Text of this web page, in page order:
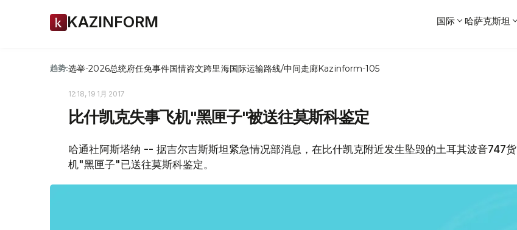
KAZINFORM 国际 哈萨克斯坦
趋势:选举-2026总统府任免事件国情咨文跨里海国际运输路线/中间走廊Kazinform-105
12:18, 19 1月 2017
比什凯克失事飞机"黑匣子"被送往莫斯科鉴定
哈通社阿斯塔纳 -- 据吉尔吉斯斯坦紧急情况部消息，在比什凯克附近发生坠毁的土耳其波音747货
机"黑匣子"已送往莫斯科鉴定。